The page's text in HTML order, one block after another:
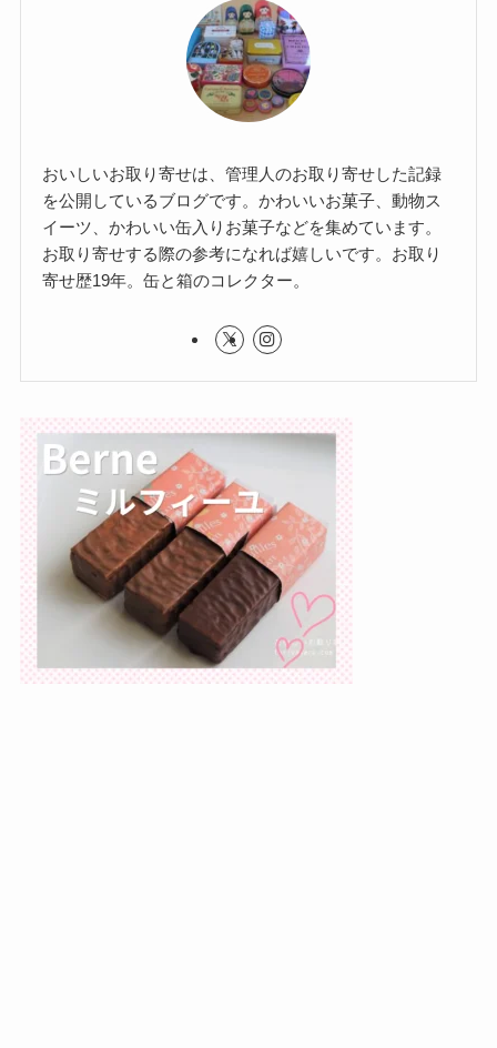
おいしいお取り寄せは、管理人のお取り寄せした記録
を公開しているブログです。かわいいお菓子、動物ス
イーツ、かわいい缶入りお菓子などを集めています。
お取り寄せする際の参考になれば嬉しいです。お取り
寄せ歴19年。缶と箱のコレクター。